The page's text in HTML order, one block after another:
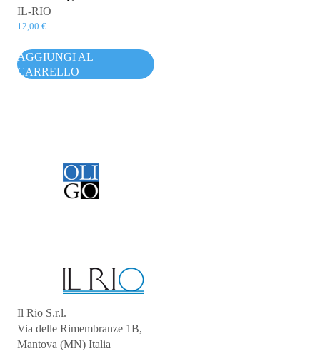
IL-RIO
12,00 €
AGGIUNGI AL
CARRELLO
Il Rio S.r.l.
Via delle Rimembranze 1B,
Mantova (MN) Italia